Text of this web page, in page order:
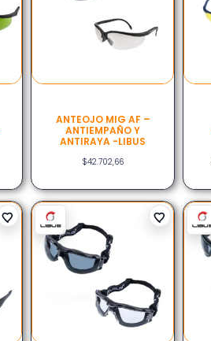
ANTEOJO MIG AF –
ANTIEMPAÑO Y
ANTIRAYA -LIBUS
$42.702,66